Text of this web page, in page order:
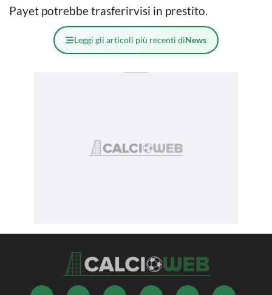
Payet potrebbe trasferirvisi in prestito.
Leggi gli articoli più recenti diNews